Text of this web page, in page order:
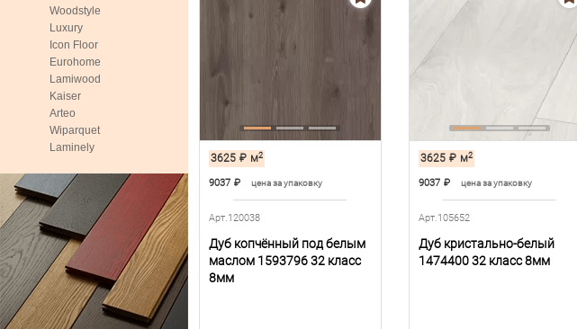
Woodstyle
Luxury
Icon Floor
Eurohome
Lamiwood
Kaiser
Arteo
Wiparquet
Laminely
3625 ₽ м2
9037 ₽ цена за упаковку
Арт.120038
Дуб копчённый под белым
маслом 1593796 32 класс
8мм
3625 ₽ м2
9037 ₽ цена за упаковку
Арт.105652
Дуб кристально-белый
1474400 32 класс 8мм